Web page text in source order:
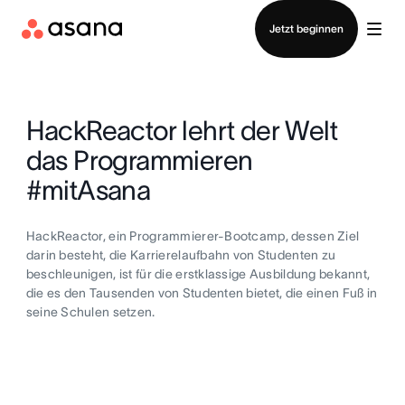
Jetzt beginnen
Vertrieb kontaktieren
HackReactor lehrt der Welt
das Programmieren
#mitAsana
HackReactor, ein Programmierer-Bootcamp, dessen Ziel
darin besteht, die Karrierelaufbahn von Studenten zu
beschleunigen, ist für die erstklassige Ausbildung bekannt,
die es den Tausenden von Studenten bietet, die einen Fuß in
seine Schulen setzen.